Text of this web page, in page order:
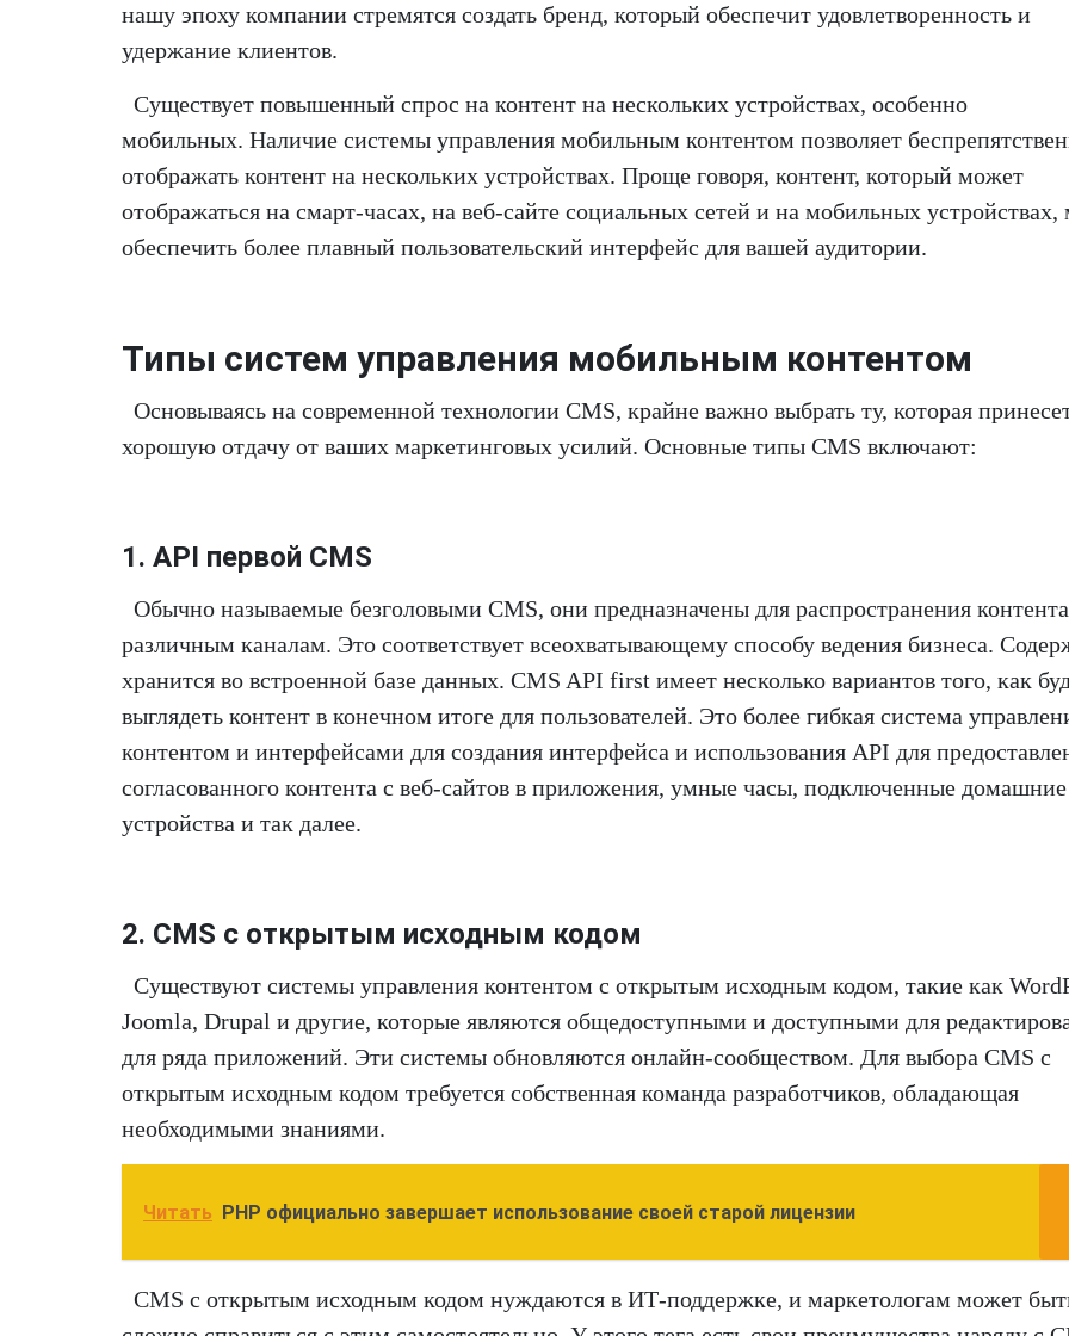
нашу эпоху компании стремятся создать бренд, который обеспечит удовлетворенность и
удержание клиентов.
Существует повышенный спрос на контент на нескольких устройствах, особенно
мобильных. Наличие системы управления мобильным контентом позволяет
отображать контент на нескольких устройствах. Проще говоря, контент, который может
отображаться на смарт-часах, на веб-сайте социальных сетей и на мобильных
обеспечить более плавный пользовательский интерфейс для вашей аудитории.
Типы систем управления мобильным контентом
Основываясь на современной технологии CMS, крайне важно выбрать ту, которая
хорошую отдачу от ваших маркетинговых усилий. Основные типы CMS включают:
1. API первой CMS
Обычно называемые безголовыми CMS, они предназначены для распространения
различным каналам. Это соответствует всеохватывающему способу ведения бизнеса.
хранится во встроенной базе данных. CMS API first имеет несколько вариантов того, как
выглядеть контент в конечном итоге для пользователей. Это более гибкая система
контентом и интерфейсами для создания интерфейса и использования API для
согласованного контента с веб-сайтов в приложения, умные часы, подключенные домашние
устройства и так далее.
2. CMS с открытым исходным кодом
Существуют системы управления контентом с открытым исходным кодом, такие как
Joomla, Drupal и другие, которые являются общедоступными и доступными для
для ряда приложений. Эти системы обновляются онлайн-сообществом. Для выбора CMS с
открытым исходным кодом требуется собственная команда разработчиков, обладающая
необходимыми знаниями.
Читать PHP официально завершает использование своей старой лицензии
CMS с открытым исходным кодом нуждаются в ИТ-поддержке, и маркетологам может